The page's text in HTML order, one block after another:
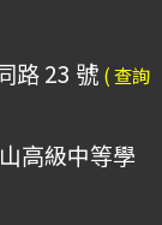
路 23 號 ( 查詢
高級中等學